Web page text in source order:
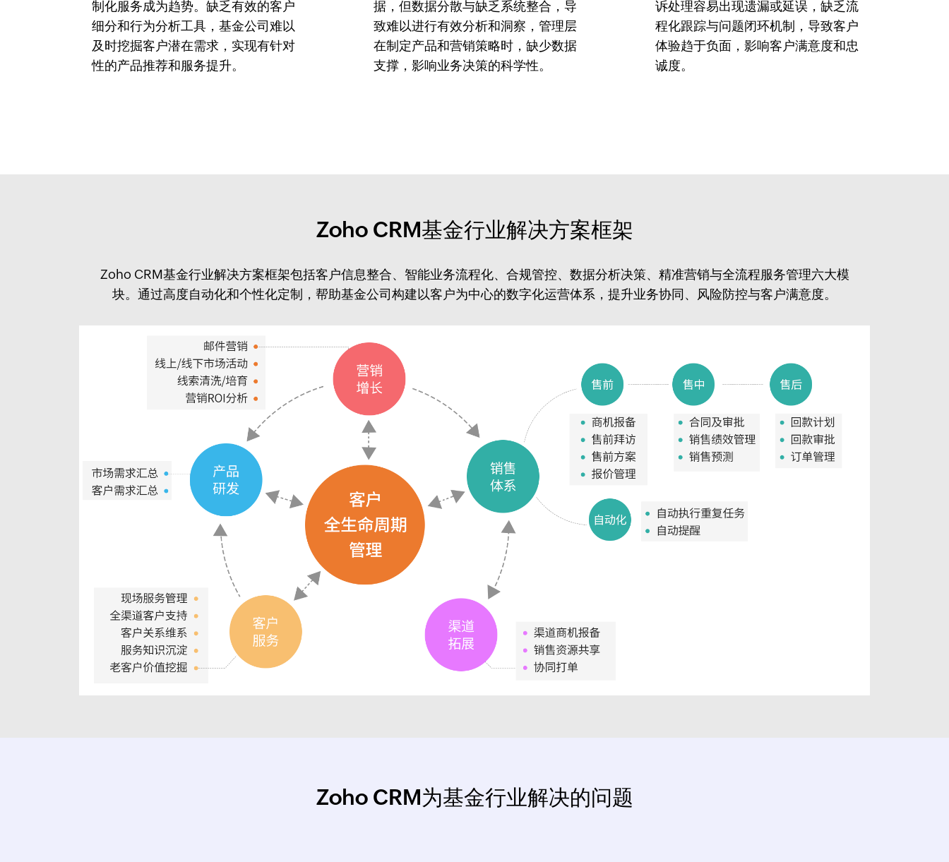
制化服务成为趋势。缺乏有效的客户
细分和行为分析工具，基金公司难以
及时挖掘客户潜在需求，实现有针对
性的产品推荐和服务提升。
据，但数据分散与缺乏系统整合，导
致难以进行有效分析和洞察，管理层
在制定产品和营销策略时，缺少数据
支撑，影响业务决策的科学性。
诉处理容易出现遗漏或延误，缺乏流
程化跟踪与问题闭环机制，导致客户
体验趋于负面，影响客户满意度和忠
诚度。
Zoho CRM基金行业解决方案框架
Zoho CRM基金行业解决方案框架包括客户信息整合、智能业务流程化、合规管控、数据分析决策、精准营销与全流程服务管理六大模
块。通过高度自动化和个性化定制，帮助基金公司构建以客户为中心的数字化运营体系，提升业务协同、风险防控与客户满意度。
Zoho CRM为基金行业解决的问题